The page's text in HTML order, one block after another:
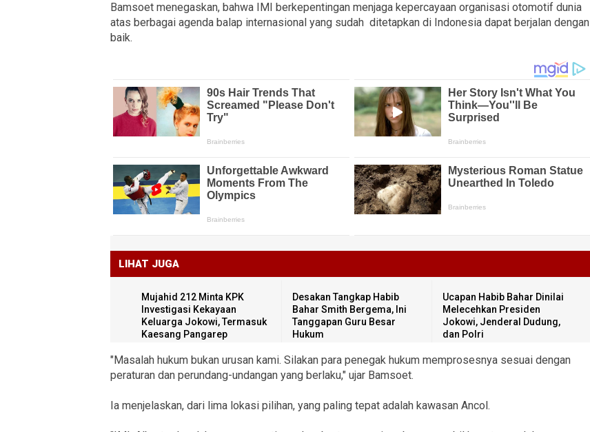
Bamsoet menegaskan, bahwa IMI berkepentingan menjaga kepercayaan organisasi otomotif dunia
atas berbagai agenda balap internasional yang sudah ditetapkan di Indonesia dapat berjalan dengan
baik.
LIHAT JUGA
Mujahid 212 Minta KPK
Investigasi Kekayaan
Keluarga Jokowi, Termasuk
Kaesang Pangarep
Desakan Tangkap Habib
Bahar Smith Bergema, Ini
Tanggapan Guru Besar
Hukum
Ucapan Habib Bahar Dinilai
Melecehkan Presiden
Jokowi, Jenderal Dudung,
dan Polri
"Masalah hukum bukan urusan kami. Silakan para penegak hukum memprosesnya sesuai dengan
peraturan dan perundang-undangan yang berlaku," ujar Bamsoet.
Ia menjelaskan, dari lima lokasi pilihan, yang paling tepat adalah kawasan Ancol.